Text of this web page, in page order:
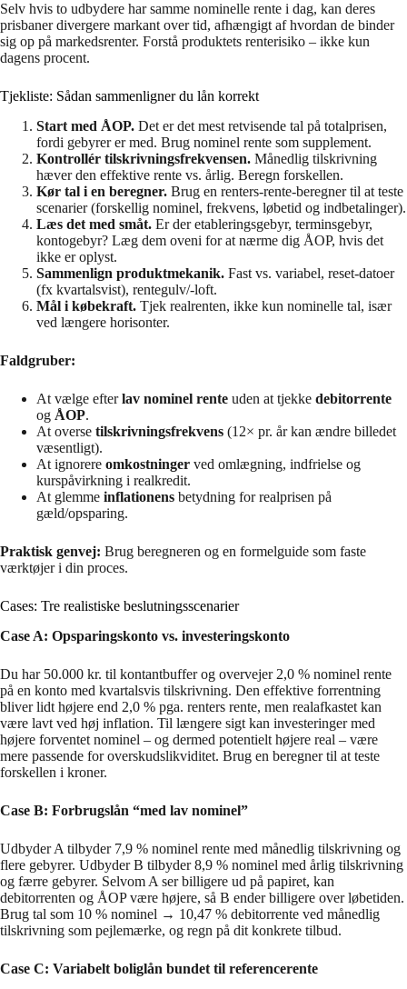
Selv hvis to udbydere har samme nominelle rente i dag, kan deres
prisbaner divergere markant over tid, afhængigt af hvordan de binder
sig op på markedsrenter. Forstå produktets renterisiko – ikke kun
dagens procent.
Tjekliste: Sådan sammenligner du lån korrekt
Start med ÅOP. Det er det mest retvisende tal på totalprisen,
fordi gebyrer er med. Brug nominel rente som supplement.
Kontrollér tilskrivningsfrekvensen. Månedlig tilskrivning
hæver den effektive rente vs. årlig. Beregn forskellen.
Kør tal i en beregner. Brug en renters-rente-beregner til at teste
scenarier (forskellig nominel, frekvens, løbetid og indbetalinger).
Læs det med småt. Er der etableringsgebyr, terminsgebyr,
kontogebyr? Læg dem oveni for at nærme dig ÅOP, hvis det
ikke er oplyst.
Sammenlign produktmekanik. Fast vs. variabel, reset-datoer
(fx kvartalsvist), rentegulv/-loft.
Mål i købekraft. Tjek realrenten, ikke kun nominelle tal, især
ved længere horisonter.
Faldgruber:
At vælge efterlav nominel rente uden at tjekke debitorrente
og ÅOP.
At overse tilskrivningsfrekvens (12× pr. år kan ændre billedet
væsentligt).
At ignorere omkostninger ved omlægning, indfrielse og
kurspåvirkning i realkredit.
At glemme inflationens betydning for realprisen på
gæld/opsparing.
Praktisk genvej: Brug beregneren og en formelguide som faste
værktøjer i din proces.
Cases: Tre realistiske beslutningsscenarier
Case A: Opsparingskonto vs. investeringskonto
Du har 50.000 kr. til kontantbuffer og overvejer 2,0 % nominel rente
på en konto med kvartalsvis tilskrivning. Den effektive forrentning
bliver lidt højere end 2,0 % pga. renters rente, men realafkastet kan
være lavt ved høj inflation. Til længere sigt kan investeringer med
højere forventet nominel – og dermed potentielt højere real – være
mere passende for overskudslikviditet. Brug en beregner til at teste
forskellen i kroner.
Case B: Forbrugslån “med lav nominel”
Udbyder A tilbyder 7,9 % nominel rente med månedlig tilskrivning og
flere gebyrer. Udbyder B tilbyder 8,9 % nominel med årlig tilskrivning
og færre gebyrer. Selvom A ser billigere ud på papiret, kan
debitorrenten og ÅOP være højere, så B ender billigere over løbetiden.
Brug tal som 10 % nominel → 10,47 % debitorrente ved månedlig
tilskrivning som pejlemærke, og regn på dit konkrete tilbud.
Case C: Variabelt boliglån bundet til referencerente